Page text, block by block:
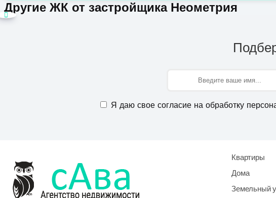
Другие ЖК от застройщика Неометрия
Я даю свое согласие на обработку
Квартиры
Дома
Земельный